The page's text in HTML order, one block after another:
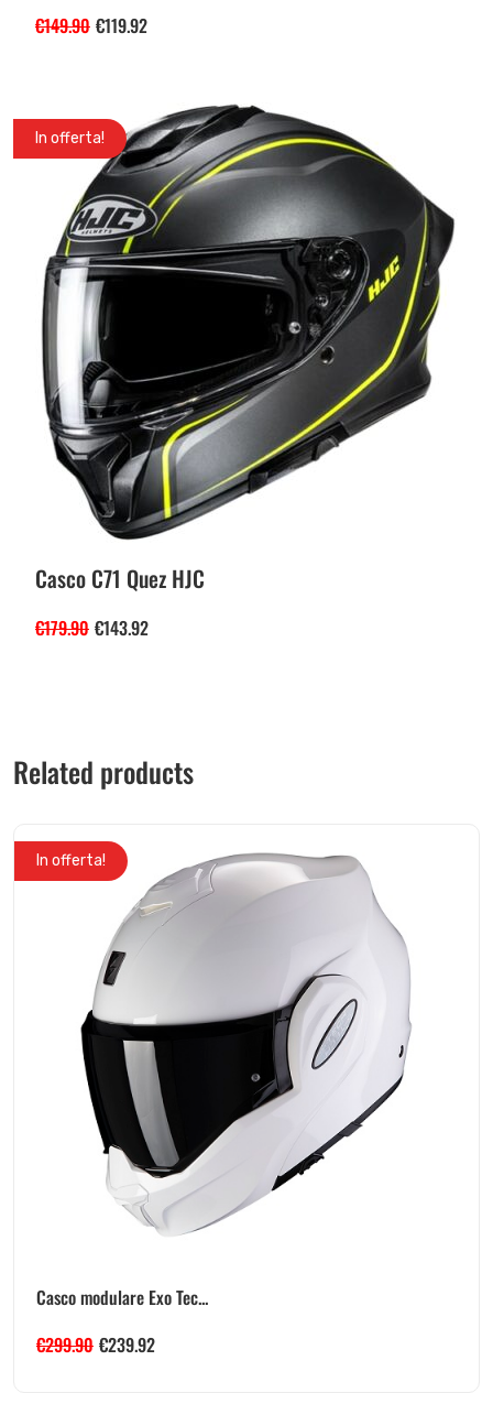
€149.90 €119.92
In offerta!
Casco C71 Quez HJC
€179.90 €143.92
Related products
In offerta!
Casco modulare Exo Tec...
€299.90 €239.92